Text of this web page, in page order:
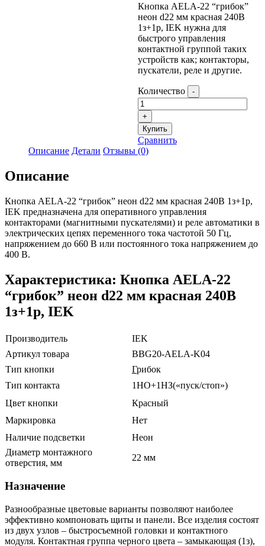
Кнопка AELA-22 “грибок”
неон d22 мм красная 240В
1з+1р, IEK нужна для
быстрого управления
контактной группой таких
устройств как; контакторы,
пускатели, реле и другие.
Количество -
+
Купить
Сравнить
Описание Детали Отзывы (0)
Описание
Кнопка AELA-22 “грибок” неон d22 мм красная 240В 1з+1р,
IEK предназначена для оперативного управления
контакторами (магнитными пускателями) и реле автоматики в
электрических цепях переменного тока частотой 50 Гц,
напряжением до 660 В или постоянного тока напряжением до
400 В.
Характеристика: Кнопка AELA-22
“грибок” неон d22 мм красная 240В
1з+1р, IEK
Производитель
IEK
Артикул товара
BBG20-AELA-K04
Тип кнопки
Грибок
Тип контакта
1НО+1НЗ(«пуск/стоп»)
Цвет кнопки
Красный
Маркировка
Нет
Наличие подсветки
Неон
Диаметр монтажного
отверстия, мм
22 мм
Назначение
Разнообразные цветовые варианты позволяют наиболее
эффективно компоновать щиты и панели. Все изделия состоят
из двух узлов – быстросъемной головки и контактного
модуля. Контактная группа черного цвета – замыкающая (1з),